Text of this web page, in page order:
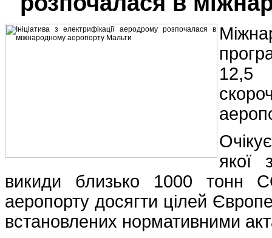
12,5
якої
викиди близько 1000 тонн
аеропорту досягти цілей
встановлених нормативними